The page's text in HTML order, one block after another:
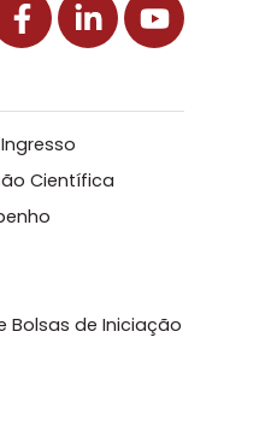
Científica
Bolsas de Iniciação